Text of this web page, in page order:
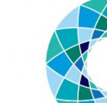
お仕事の依頼・お問い合わせ